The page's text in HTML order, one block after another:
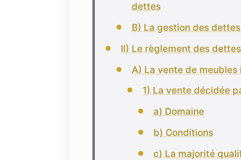
dettes
B) La gestion des
II) Le règlement des
A) La vente de
1) La vente décidée
a) Domaine
b) Conditions
c) La majorité